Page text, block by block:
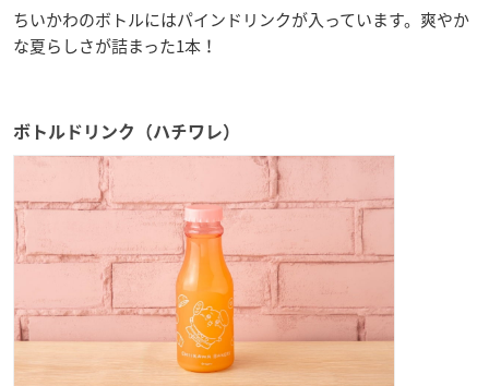
ちいかわのボトルにはパインドリンクが入っています。爽やか
な夏らしさが詰まった1本！
ボトルドリンク（ハチワレ）